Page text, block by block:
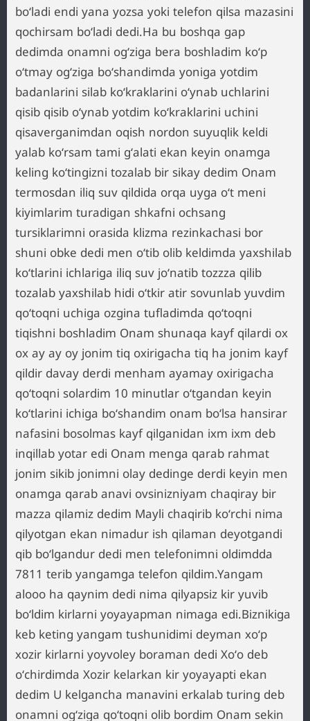
boʻladi endi yana yozsa yoki telefon qilsa mazasini
qochirsam boʻladi dedi.Ha bu boshqa gap
dedimda onamni ogʻziga bera boshladim koʻp
oʻtmay ogʻziga boʻshandimda yoniga yotdim
badanlarini silab koʻkraklarini oʻynab uchlarini
qisib qisib oʻynab yotdim koʻkraklarini uchini
qisaverganimdan oqish nordon suyuqlik keldi
yalab koʻrsam tami gʻalati ekan keyin onamga
keling koʻtingizni tozalab bir sikay dedim Onam
termosdan iliq suv qildida orqa uyga oʻt meni
kiyimlarim turadigan shkafni ochsang
tursiklarimni orasida klizma rezinkachasi bor
shuni obke dedi men oʻtib olib keldimda yaxshilab
koʻtlarini ichlariga iliq suv joʻnatib tozzza qilib
tozalab yaxshilab hidi oʻtkir atir sovunlab yuvdim
qoʻtoqni uchiga ozgina tufladimda qoʻtoqni
tiqishni boshladim Onam shunaqa kayf qilardi ox
ox ay ay oy jonim tiq oxirigacha tiq ha jonim kayf
qildir davay derdi menham ayamay oxirigacha
qoʻtoqni solardim 10 minutlar oʻtgandan keyin
koʻtlarini ichiga boʻshandim onam boʻlsa hansirar
nafasini bosolmas kayf qilganidan ixm ixm deb
inqillab yotar edi Onam menga qarab rahmat
jonim sikib jonimni olay dedinge derdi keyin men
onamga qarab anavi ovsinizniyam chaqiray bir
mazza qilamiz dedim Mayli chaqirib koʻrchi nima
qilyotgan ekan nimadur ish qilaman deyotgandi
qib boʻlgandur dedi men telefonimni oldimdda
7811 terib yangamga telefon qildim.Yangam
alooo ha qaynim dedi nima qilyapsiz kir yuvib
boʻldim kirlarni yoyayapman nimaga edi.Biznikiga
keb keting yangam tushunidimi deyman xoʻp
xozir kirlarni yoyvoley boraman dedi Xoʻo deb
oʻchirdimda Xozir kelarkan kir yoyayapti ekan
dedim U kelgancha manavini erkalab turing deb
onamni ogʻziga qoʻtoqni olib bordim Onam sekin